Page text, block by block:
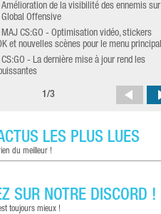
Amélioration de la visibilité des ennemis sur
Offensive
MAJ CS:GO - Optimisation vidéo, stickers
et nouvelles scènes pour le menu principal
CS:GO - La dernière mise à jour rend les
1 /3
LES PLUS LUES
du meilleur !
SUR NOTRE DISCORD !
toujours mieux !